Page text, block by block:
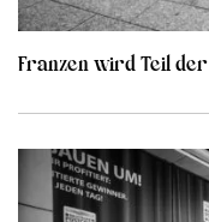
Franzen wird Teil